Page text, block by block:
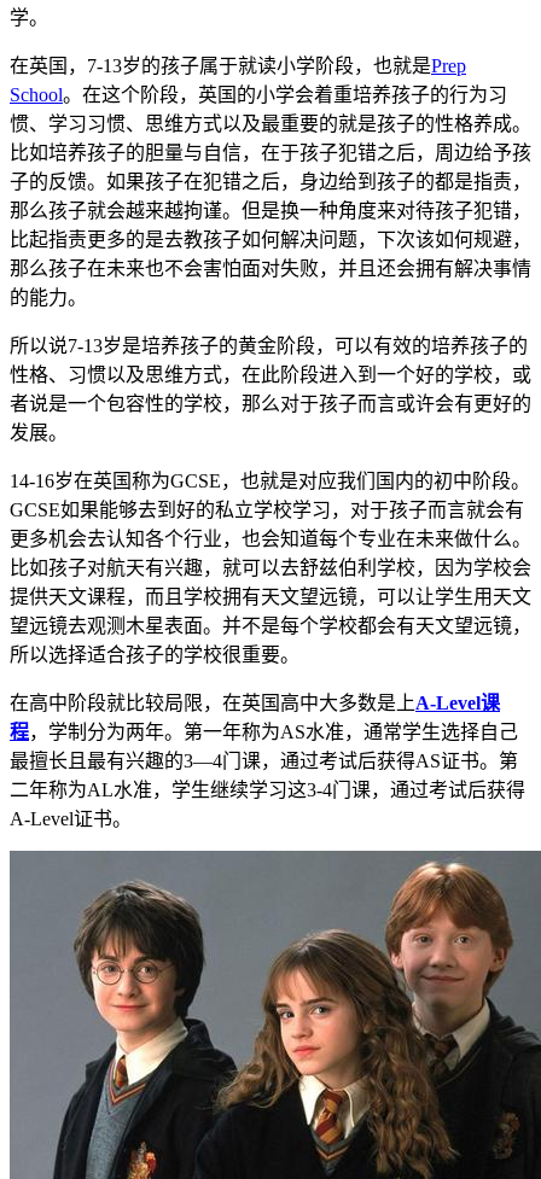
学。
在英国，7-13岁的孩子属于就读小学阶段，也就是Prep
School。在这个阶段，英国的小学会着重培养孩子的行为习
惯、学习习惯、思维方式以及最重要的就是孩子的性格养成。
比如培养孩子的胆量与自信，在于孩子犯错之后，周边给予孩
子的反馈。如果孩子在犯错之后，身边给到孩子的都是指责，
那么孩子就会越来越拘谨。但是换一种角度来对待孩子犯错，
比起指责更多的是去教孩子如何解决问题，下次该如何规避，
那么孩子在未来也不会害怕面对失败，并且还会拥有解决事情
的能力。
所以说7-13岁是培养孩子的黄金阶段，可以有效的培养孩子的
性格、习惯以及思维方式，在此阶段进入到一个好的学校，或
者说是一个包容性的学校，那么对于孩子而言或许会有更好的
发展。
14-16岁在英国称为GCSE，也就是对应我们国内的初中阶段。
GCSE如果能够去到好的私立学校学习，对于孩子而言就会有
更多机会去认知各个行业，也会知道每个专业在未来做什么。
比如孩子对航天有兴趣，就可以去舒兹伯利学校，因为学校会
提供天文课程，而且学校拥有天文望远镜，可以让学生用天文
望远镜去观测木星表面。并不是每个学校都会有天文望远镜，
所以选择适合孩子的学校很重要。
在高中阶段就比较局限，在英国高中大多数是上A-Level课
程，学制分为两年。第一年称为AS水准，通常学生选择自己
最擅长且最有兴趣的3—4门课，通过考试后获得AS证书。第
二年称为AL水准，学生继续学习这3-4门课，通过考试后获得
A-Level证书。